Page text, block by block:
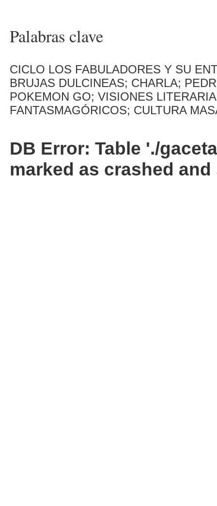
Palabras clave
CICLO LOS FABULADORES Y SU
BRUJAS DULCINEAS; CHARLA;
POKEMON GO; VISIONES
FANTASMAGÓRICOS; CULTURA
DB Error: Table './
marked as crashed